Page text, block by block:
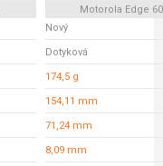
Motorola Edge
Nový
Dotyková
174,5 g
154,11 mm
71,24 mm
8,09 mm